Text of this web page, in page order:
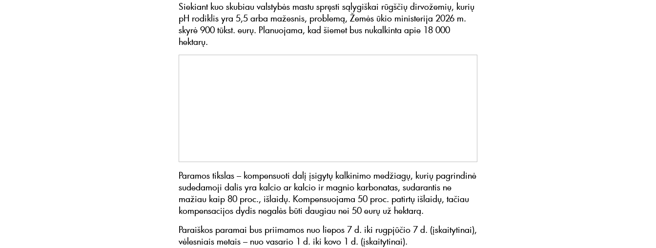
Siekiant kuo skubiau valstybės mastu spręsti sąlygiškai rūgščių dirvožemių, kurių
pH rodiklis yra 5,5 arba mažesnis, problemą, Žemės ūkio ministerija 2026 m.
skyrė 900 tūkst. eurų. Planuojama, kad šiemet bus nukalkinta apie 18 000
hektarų.
Paramos tikslas – kompensuoti dalį įsigytų kalkinimo medžiagų, kurių pagrindinė
sudedamoji dalis yra kalcio ar kalcio ir magnio karbonatas, sudarantis ne
mažiau kaip 80 proc., išlaidų. Kompensuojama 50 proc. patirtų išlaidų, tačiau
kompensacijos dydis negalės būti daugiau nei 50 eurų už hektarą.
Paraiškos paramai bus priimamos nuo liepos 7 d. iki rugpjūčio 7 d. (įskaitytinai),
vėlesniais metais – nuo vasario 1 d. iki kovo 1 d. (įskaitytinai).